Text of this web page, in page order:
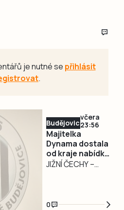
je nutné se přihlásit
.
Budějovicko
včera
23:56
Majitelka
Dynama dostala
od kraje nabídku
na odkup akcií za
JIŽNÍ ČECHY –
předložil majitelce
0